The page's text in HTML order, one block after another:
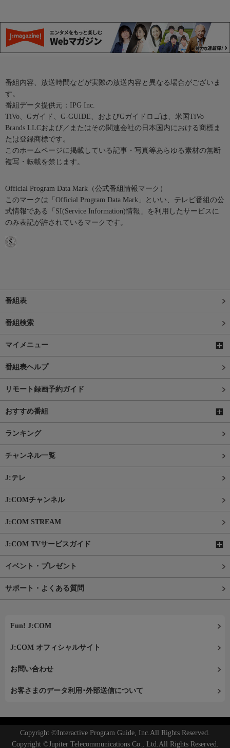
番組内容、放送時間などが実際の放送内容と異なる場合がございま
す。
番組データ提供元：IPG Inc.
TiVo、Gガイド、G-GUIDE、およびGガイドロゴは、米国TiVo
Brands LLCおよび／またはその関連会社の日本国内における商標ま
たは登録商標です。
このホームページに掲載している記事・写真等あらゆる素材の無断
複写・転載を禁じます。
Official Program Data Mark（公式番組情報マーク）
このマークは「Official Program Data Mark」といい、テレビ番組の公
式情報である「SI(Service Information)情報」を利用したサービスに
のみ表記が許されているマークです。
番組表
番組検索
マイメニュー
番組表ヘルプ
リモート録画予約ガイド
おすすめ番組
ランキング
チャンネル一覧
J:テレ
J:COMチャンネル
J:COM STREAM
J:COM TVサービスガイド
イベント・プレゼント
サポート・よくある質問
Fun! J:COM
J:COM オフィシャルサイト
お問い合わせ
お客さまのデータ利用･外部送信について
Copyright ©Interactive Program Guide, Inc.All Rights Reserved.
Copyright ©Jupiter Telecommunications Co., Ltd.All Rights Reserved.